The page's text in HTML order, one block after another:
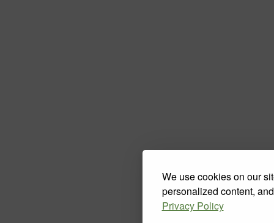
We use cookies on our
personalized content,
Privacy Policy